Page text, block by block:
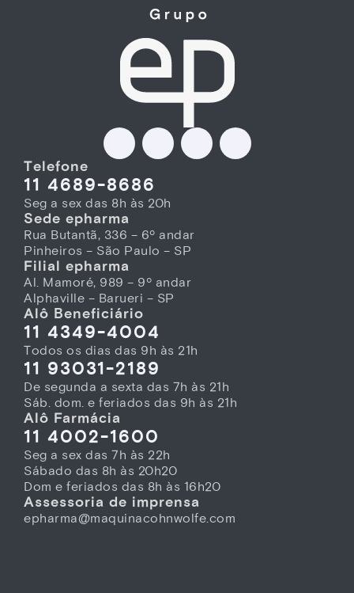
Telefone
11 4689-8686
Seg a sex das 8h às 20h
Sede epharma
Rua Butantã, 336 – 6º andar
Pinheiros – São Paulo – SP
Filial epharma
Al. Mamoré, 989 – 9º andar
Alphaville – Barueri – SP
Alô Beneficiário
11 4349-4004
Todos os dias das 9h às 21h
11 93031-2189
De segunda a sexta das 7h às 21h
Sáb. dom. e feriados das 9h às 21h
Alô Farmácia
11 4002-1600
Seg a sex das 7h às 22h
Sábado das 8h às 20h20
Dom e feriados das 8h às 16h20
Assessoria de imprensa
epharma@maquinacohnwolfe.com